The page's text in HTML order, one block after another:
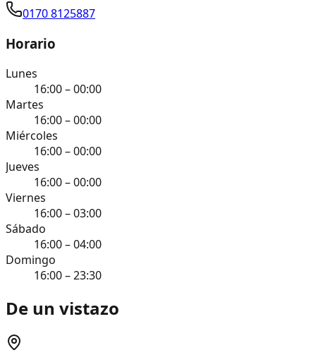
0170 8125887
Horario
Lunes
16:00 – 00:00
Martes
16:00 – 00:00
Miércoles
16:00 – 00:00
Jueves
16:00 – 00:00
Viernes
16:00 – 03:00
Sábado
16:00 – 04:00
Domingo
16:00 – 23:30
De un vistazo